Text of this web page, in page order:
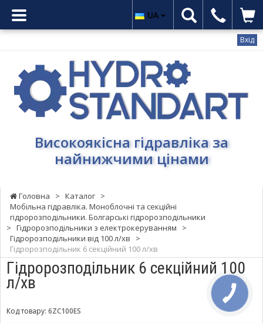
Вхід
Гідростандарт
Високоякісна
гідравліка
цінамиВисокоякісна гідравліка за
найнижчими цінами
UA
Головна > Каталог >
Мобільна гідравліка. Моноблочні та секційні
гідророзподільники. Болгарські гідророзподільники
> Гідророзподільники з електрокеруванням
>
Гідророзподільники від 100 л/хв
>
Гідророзподільник 6 секційний 100 л/хв
Гідророзподільник 6 секційний 100
л/хв
Код товару: 6ZC100ES